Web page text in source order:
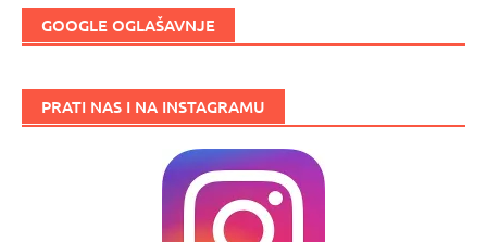
GOOGLE OGLAŠAVNJE
PRATI NAS I NA INSTAGRAMU